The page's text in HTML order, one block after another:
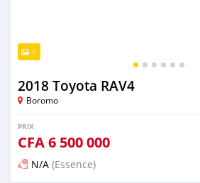
6
2018 Toyota RAV4
Boromo
PRIX
CFA6 500 000
N/A (Essence)